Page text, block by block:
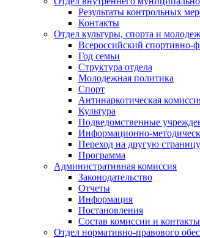
Результаты контрольных
Контакты
Отдел культуры, спорта и
Всероссийский спортивно-
Год семьи
Структура отдела
Молодежная политика
Спорт
Антинаркотическая
Культура
Подведомственные
Информационно-
Переход на другую
Программа
Административная комиссия
Законодательство
Отчеты
Информация
Постановления
Состав комиссии и контакты
Отдел нормативно-правового